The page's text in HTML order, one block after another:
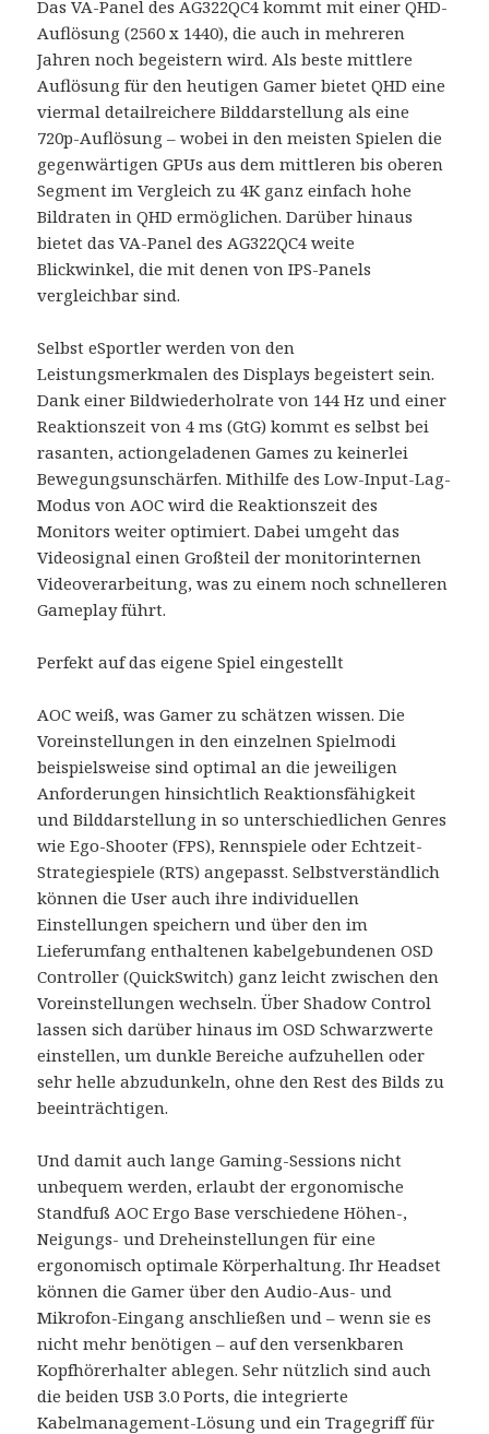
Das VA-Panel des AG322QC4 kommt mit einer QHD-
Auflösung (2560 x 1440), die auch in mehreren
Jahren noch begeistern wird. Als beste mittlere
Auflösung für den heutigen Gamer bietet QHD eine
viermal detailreichere Bilddarstellung als eine
720p-Auflösung – wobei in den meisten Spielen die
gegenwärtigen GPUs aus dem mittleren bis oberen
Segment im Vergleich zu 4K ganz einfach hohe
Bildraten in QHD ermöglichen. Darüber hinaus
bietet das VA-Panel des AG322QC4 weite
Blickwinkel, die mit denen von IPS-Panels
vergleichbar sind.
Selbst eSportler werden von den
Leistungsmerkmalen des Displays begeistert sein.
Dank einer Bildwiederholrate von 144 Hz und einer
Reaktionszeit von 4 ms (GtG) kommt es selbst bei
rasanten, actiongeladenen Games zu keinerlei
Bewegungsunschärfen. Mithilfe des Low-Input-Lag-
Modus von AOC wird die Reaktionszeit des
Monitors weiter optimiert. Dabei umgeht das
Videosignal einen Großteil der monitorinternen
Videoverarbeitung, was zu einem noch schnelleren
Gameplay führt.
Perfekt auf das eigene Spiel eingestellt
AOC weiß, was Gamer zu schätzen wissen. Die
Voreinstellungen in den einzelnen Spielmodi
beispielsweise sind optimal an die jeweiligen
Anforderungen hinsichtlich Reaktionsfähigkeit
und Bilddarstellung in so unterschiedlichen Genres
wie Ego-Shooter (FPS), Rennspiele oder Echtzeit-
Strategiespiele (RTS) angepasst. Selbstverständlich
können die User auch ihre individuellen
Einstellungen speichern und über den im
Lieferumfang enthaltenen kabelgebundenen OSD
Controller (QuickSwitch) ganz leicht zwischen den
Voreinstellungen wechseln. Über Shadow Control
lassen sich darüber hinaus im OSD Schwarzwerte
einstellen, um dunkle Bereiche aufzuhellen oder
sehr helle abzudunkeln, ohne den Rest des Bilds zu
beeinträchtigen.
Und damit auch lange Gaming-Sessions nicht
unbequem werden, erlaubt der ergonomische
Standfuß AOC Ergo Base verschiedene Höhen-,
Neigungs- und Dreheinstellungen für eine
ergonomisch optimale Körperhaltung. Ihr Headset
können die Gamer über den Audio-Aus- und
Mikrofon-Eingang anschließen und – wenn sie es
nicht mehr benötigen – auf den versenkbaren
Kopfhörerhalter ablegen. Sehr nützlich sind auch
die beiden USB 3.0 Ports, die integrierte
Kabelmanagement-Lösung und ein Tragegriff für